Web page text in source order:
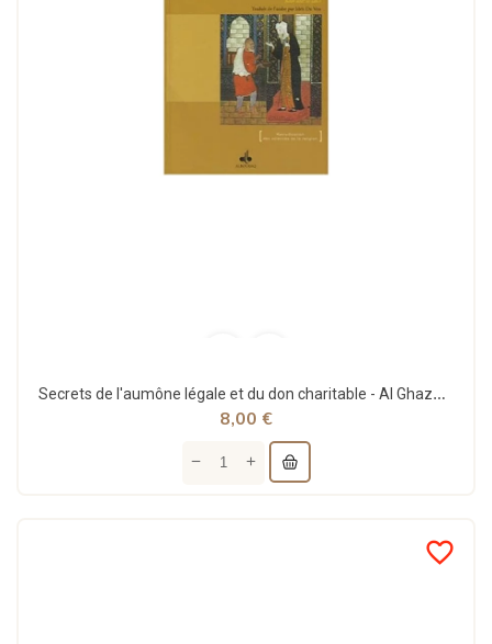
Secrets de l'aumône légale et du don charitable - Al Ghazali - Bouraq (E66)
8,00 €
favorite_border